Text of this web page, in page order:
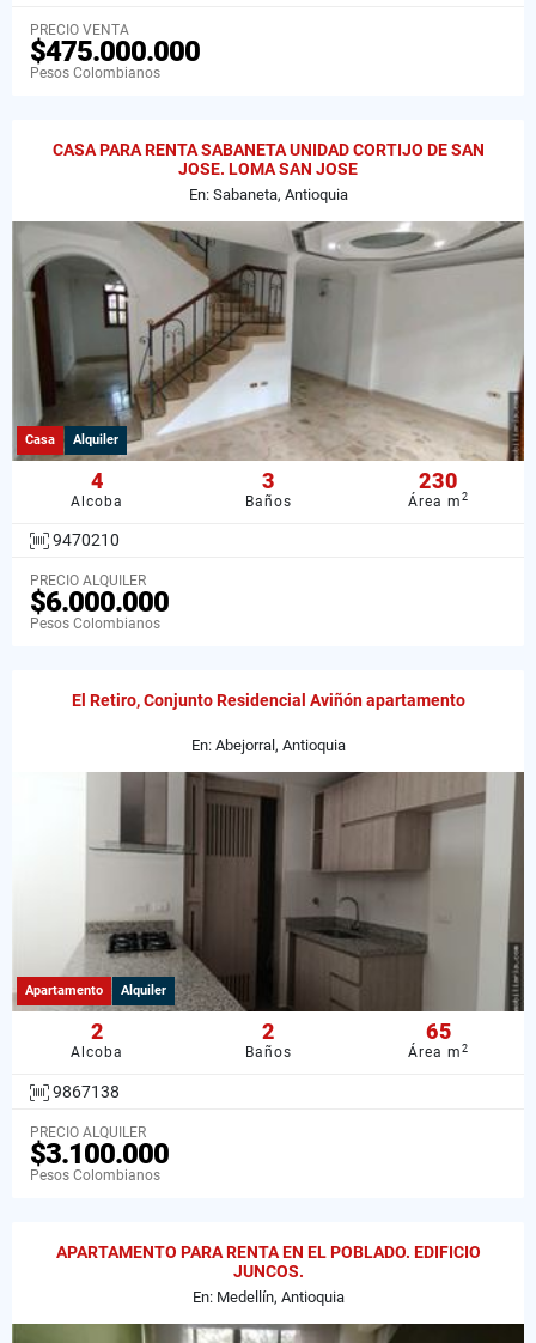
PRECIO VENTA
$475.000.000
Pesos Colombianos
CASA PARA RENTA SABANETA UNIDAD CORTIJO DE SAN
JOSE. LOMA SAN JOSE
En: Sabaneta, Antioquia
Casa Alquiler
4
Alcoba
3
Baños
230
Área m2
9470210
PRECIO ALQUILER
$6.000.000
Pesos Colombianos
El Retiro, Conjunto Residencial Aviñón apartamento
En: Abejorral, Antioquia
Apartamento Alquiler
2
Alcoba
2
Baños
65
Área m2
9867138
PRECIO ALQUILER
$3.100.000
Pesos Colombianos
APARTAMENTO PARA RENTA EN EL POBLADO. EDIFICIO
JUNCOS.
En: Medellín, Antioquia